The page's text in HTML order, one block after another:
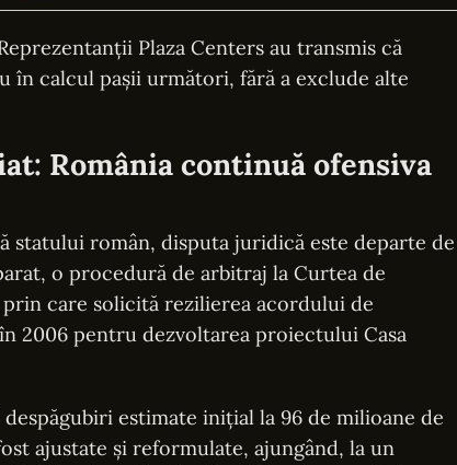
Plaza Centers au transmis că
în calcul pașii următori, fără a exclude alte
România continuă ofensiva
statului român, disputa juridică este departe de
o procedură de arbitraj la Curtea de
care solicită rezilierea acordului de
2006 pentru dezvoltarea proiectului Casa
estimate inițial la 96 de milioane de
ajustate și reformulate, ajungând, la un